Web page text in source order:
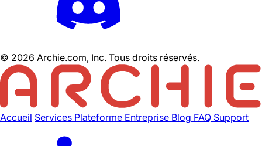
© 2026 Archie.com, Inc. Tous droits réservés.
Accueil Services Plateforme Entreprise Blog FAQ Support